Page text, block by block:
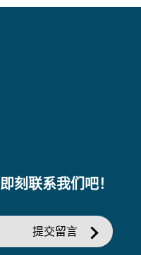
即刻联系我们吧！
提交留言